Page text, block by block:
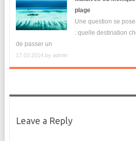
plage
Une question se
: quelle destination
de passer un
17.03.2014.by admin
Leave a Reply